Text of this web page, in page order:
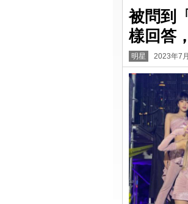
被問到
樣回答
明星 2023年7